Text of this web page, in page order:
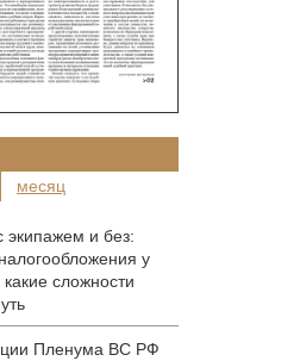
месяц
экипажем и без:
у
сложности
Пленума ВС РФ